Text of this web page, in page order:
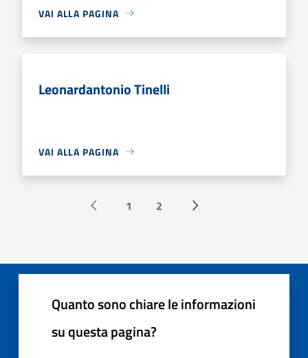
VAI ALLA PAGINA
Leonardantonio Tinelli
VAI ALLA PAGINA
Pagina precedente
1 2 Successiva »
Quanto sono chiare le informazioni
su questa pagina?